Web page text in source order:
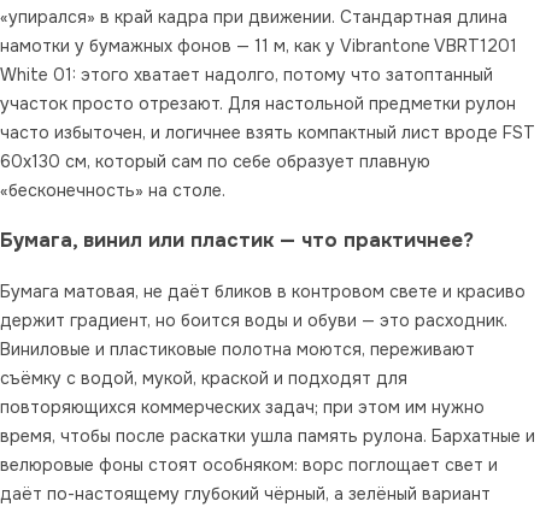
«упирался» в край кадра при движении. Стандартная длина
намотки у бумажных фонов — 11 м, как у Vibrantone VBRT1201
White 01: этого хватает надолго, потому что затоптанный
участок просто отрезают. Для настольной предметки рулон
часто избыточен, и логичнее взять компактный лист вроде FST
60x130 см, который сам по себе образует плавную
«бесконечность» на столе.
Бумага, винил или пластик — что практичнее?
Бумага матовая, не даёт бликов в контровом свете и красиво
держит градиент, но боится воды и обуви — это расходник.
Виниловые и пластиковые полотна моются, переживают
съёмку с водой, мукой, краской и подходят для
повторяющихся коммерческих задач; при этом им нужно
время, чтобы после раскатки ушла память рулона. Бархатные и
велюровые фоны стоят особняком: ворс поглощает свет и
даёт по-настоящему глубокий чёрный, а зелёный вариант